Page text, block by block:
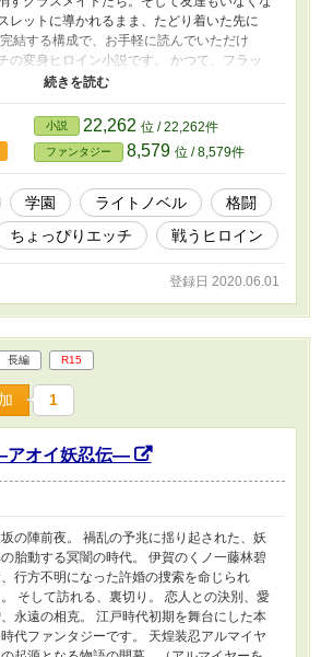
レットに導かれるまま、たどり着いた先に
結する構成で、お手軽に読んでいただけ
の変身ヒロイン小説です。 かつて、フラッ
ムで好評を博した（事実はまったくない）作
した。 泣いて、笑える、エンターテインメ
ら、いいのですが、どうでしょう。 ちょっ
も、期待していただくほどエッチじゃないで
気軽にお読みください。皆様に、少しでも
、幸いです。
小説 22,262 位 / 22,262件
ファンタジー 8,579 位 / 8,579件
学園 ライトノベル
格闘
ちょっぴりエッチ 戦うヒロイン
登録日 2020.06.01
長編 R15
1
オイ妖忍伝―
の陣前夜。 禍乱の予兆に揺り起された、妖
胎動する冥闇の時代。 伊賀のくノ一藤林碧
行方不明になった許婚の捜索を命じられ
そして訪れる、裏切り。 恋人との決別、愛
永遠の相克。 江戸時代初期を舞台にした本
代ファンタジーです。 天煌装忍アルマイヤ